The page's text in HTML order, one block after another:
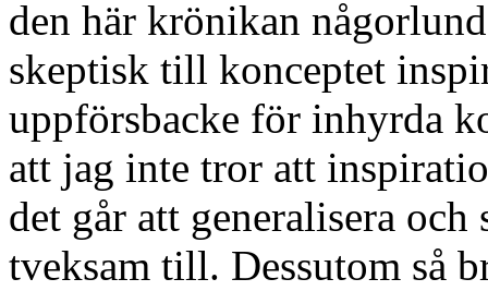
den här krönikan
skeptisk till konceptet
uppförsbacke för inhyrda
att jag inte tror att
det går att generalisera
tveksam till. Dessutom så